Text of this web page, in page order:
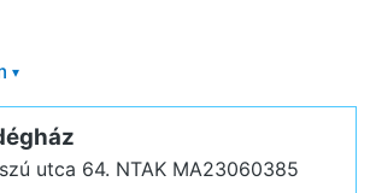
▾
utca 64. NTAK MA23060385